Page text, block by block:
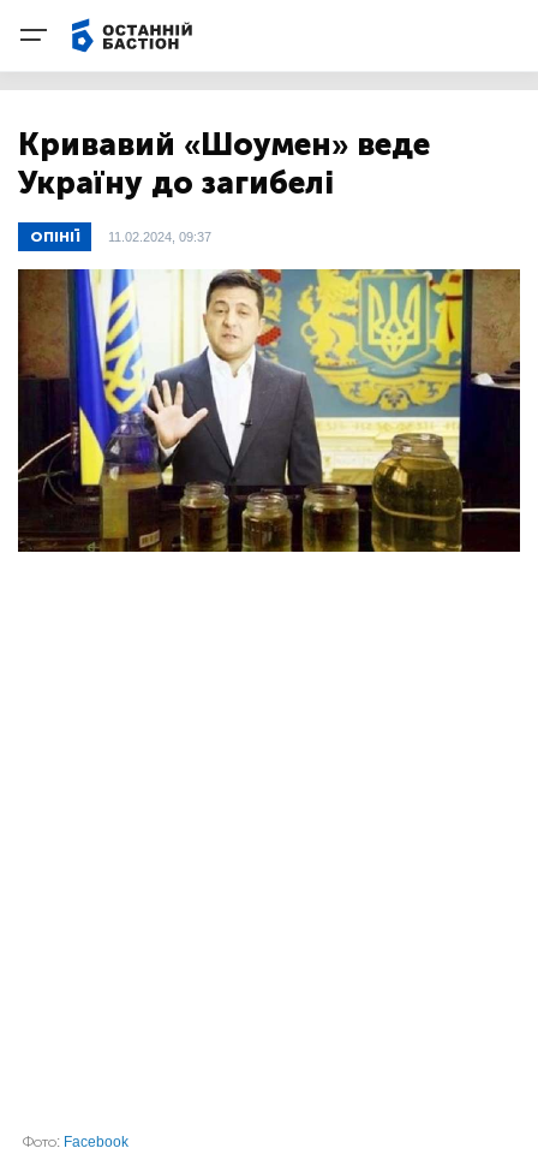
Кривавий «Шоумен» веде
Україну до загибелі
ОПІНІЇ 11.02.2024, 09:37
Фото: Facebook